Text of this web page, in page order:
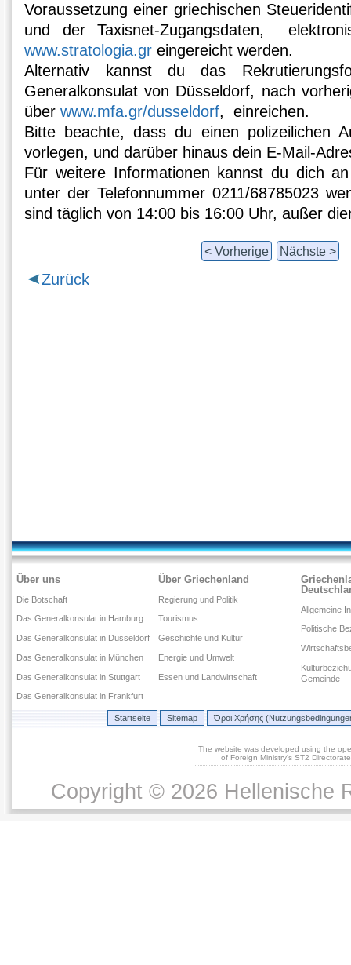
Voraussetzung einer griechischen
und der Taxisnet-Zugangsdaten,
www.stratologia.gr eingereicht werden.
Alternativ kannst du das
Generalkonsulat von Düsseldorf, nach
überwww.mfa.gr/dusseldorf, einreichen.
Bitte beachte, dass du einen polizeilichen
vorlegen, und darüber hinaus dein E-Mail-
Für weitere Informationen kannst du dich
unter der Telefonnummer 0211/68785023
sind täglich von 14:00 bis 16:00 Uhr, außer
< Vorherige Nächste >
Zurück
Über uns
Die Botschaft
Das Generalkonsulat in Hamburg
Das Generalkonsulat in Düsseldorf
Das Generalkonsulat in München
Das Generalkonsulat in Stuttgart
Das Generalkonsulat in Frankfurt
Über Griechenland
Regierung und Politik
Tourismus
Geschichte und Kultur
Energie und Umwelt
Essen und Landwirtschaft
Allgemeine
Politische
Gemeinde
Startseite Sitemap Όροι Χρήσης
The website was developed using the
of Foreign Ministry's ST2
Copyright © 2026 Hellenische